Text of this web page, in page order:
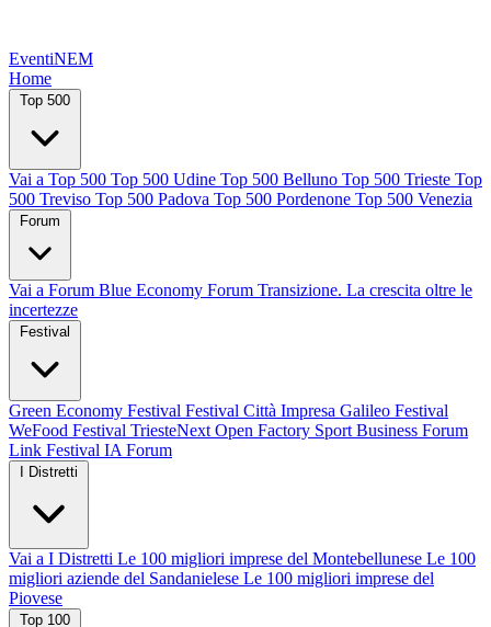
EventiNEM
Home
Top 500
Vai a Top 500 Top 500 Udine Top 500 Belluno Top 500 Trieste Top
500 Treviso Top 500 Padova Top 500 Pordenone Top 500 Venezia
Forum
Vai a Forum Blue Economy Forum Transizione. La crescita oltre le
incertezze
Festival
Green Economy Festival Festival Città Impresa Galileo Festival
WeFood Festival TriesteNext Open Factory Sport Business Forum
Link Festival IA Forum
I Distretti
Vai a I Distretti Le 100 migliori imprese del Montebellunese Le 100
migliori aziende del Sandanielese Le 100 migliori imprese del
Piovese
Top 100